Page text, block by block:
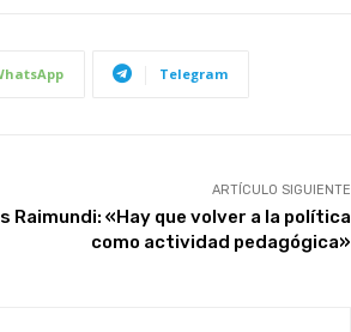
Telegram
ARTÍCULO SIGUIENTE
Raimundi: «Hay que volver a la política
como actividad pedagógica»